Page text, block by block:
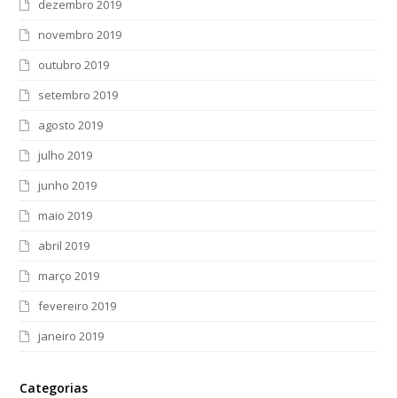
dezembro 2019
novembro 2019
outubro 2019
setembro 2019
agosto 2019
julho 2019
junho 2019
maio 2019
abril 2019
março 2019
fevereiro 2019
janeiro 2019
Categorias